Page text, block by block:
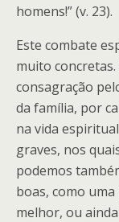
homens!” (v. 23).
Este combate
muito
consagração
da família, por
na vida
graves, nos
podemos
boas, como
melhor, ou